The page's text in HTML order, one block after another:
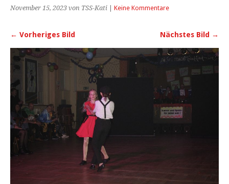
November 15, 2023 von TSS-Kati Keine Kommentare
← Vorheriges Bild Nächstes Bild →